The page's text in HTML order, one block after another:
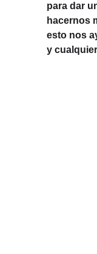
para dar
hacernos
esto nos
y